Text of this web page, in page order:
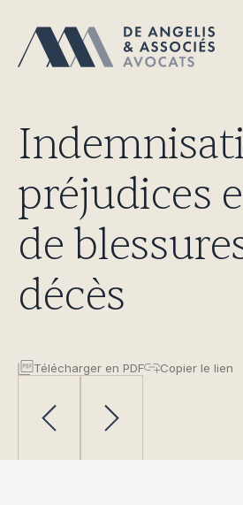
préjudices
de
décès
Télécharger en PDF Copier le lien